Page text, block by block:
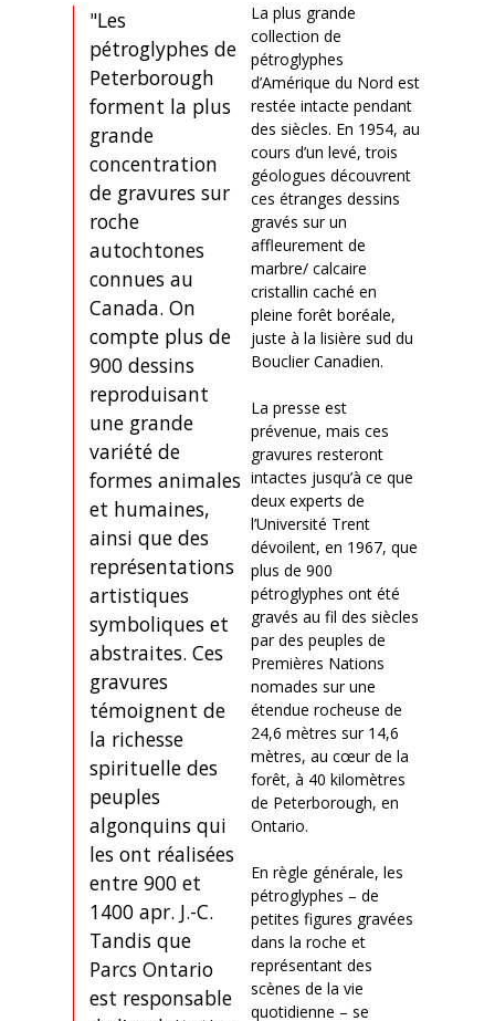
"Les
pétroglyphes de
Peterborough
forment la plus
grande
concentration
de gravures sur
roche
autochtones
connues au
Canada. On
compte plus de
900 dessins
reproduisant
une grande
variété de
formes animales
et humaines,
ainsi que des
représentations
artistiques
symboliques et
abstraites. Ces
gravures
témoignent de
la richesse
spirituelle des
peuples
algonquins qui
les ont réalisées
entre 900 et
1400 apr. J.-C.
Tandis que
Parcs Ontario
est responsable
La plus grande
collection de
pétroglyphes
d’Amérique du Nord est
restée intacte pendant
des siècles. En 1954, au
cours d’un levé, trois
géologues découvrent
ces étranges dessins
gravés sur un
affleurement de
marbre/ calcaire
cristallin caché en
pleine forêt boréale,
juste à la lisière sud du
Bouclier Canadien.
La presse est
prévenue, mais ces
gravures resteront
intactes jusqu’à ce que
deux experts de
l’Université Trent
dévoilent, en 1967, que
plus de 900
pétroglyphes ont été
gravés au fil des siècles
par des peuples de
Premières Nations
nomades sur une
étendue rocheuse de
24,6 mètres sur 14,6
mètres, au cœur de la
forêt, à 40 kilomètres
de Peterborough, en
Ontario.
En règle générale, les
pétroglyphes – de
petites figures gravées
dans la roche et
représentant des
scènes de la vie
quotidienne – se